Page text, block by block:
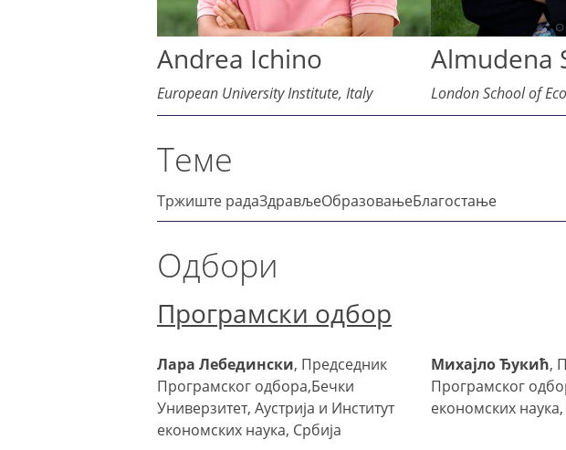
Andrea Ichino
European University Institute, Italy
Almudena
London School of
Теме
Тржиште радаЗдрављеОбразовањеБлагостање
Одбори
Програмски одбор
Лара Лебедински, Председник
Програмског одбора,Бечки
Универзитет, Аустрија и Институт
економских наука, Србија
Михајло Ђукић,
Програмског
економских